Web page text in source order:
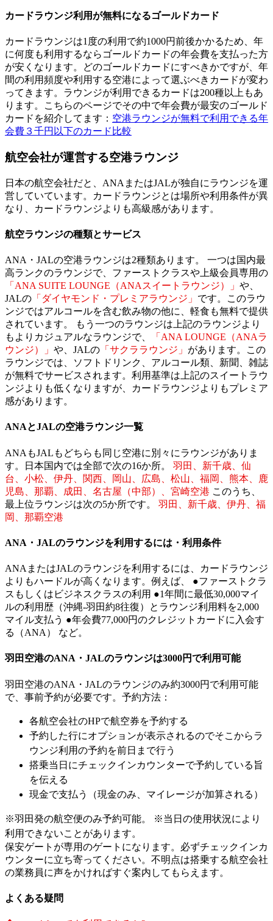
カードラウンジ利用が無料になるゴールドカード
カードラウンジは1度の利用で約1000円前後かかるため、年
に何度も利用するならゴールドカードの年会費を支払った方
が安くなります。どのゴールドカードにすべきかですが、年
間の利用頻度や利用する空港によって選ぶべきカードが変わ
ってきます。ラウンジが利用できるカードは200種以上もあ
ります。こちらのページでその中で年会費が最安のゴールド
カードを紹介してます： 空港ラウンジが無料で利用できる年
会費３千円以下のカード比較
航空会社が運営する空港ラウンジ
日本の航空会社だと、ANAまたはJALが独自にラウンジを運
営していています。カードラウンジとは場所や利用条件が異
なり、カードラウンジよりも高級感があります。
航空ラウンジの種類とサービス
ANA・JALの空港ラウンジは2種類あります。 一つは国内最
高ランクのラウンジで、ファーストクラスや上級会員専用の
「ANA SUITE LOUNGE（ANAスイートラウンジ）」 や、
JALの 「ダイヤモンド・プレミアラウンジ」 です。このラウ
ンジではアルコールを含む飲み物の他に、軽食も無料で提供
されています。 もう一つのラウンジは上記のラウンジより
もよりカジュアルなラウンジで、
「ANA LOUNGE（ANAラ
ウンジ）」 や、JALの 「サクララウンジ」 があります。この
ラウンジでは、ソフトドリンク、アルコール類、新聞、雑誌
が無料でサービスされます。利用基準は上記のスイートラウ
ンジよりも低くなりますが、カードラウンジよりもプレミア
感があります。
ANAとJALの空港ラウンジ一覧
ANAもJALもどちらも同じ空港に別々にラウンジがありま
す。日本国内では全部で次の16か所。 羽田、新千歳、仙
台、小松、伊丹、関西、岡山、広島、松山、福岡、熊本、鹿
児島、那覇、成田、名古屋（中部）、宮崎空港 このうち、
最上位ラウンジは次の5か所です。 羽田、新千歳、伊丹、福
岡、那覇空港
ANA・JALのラウンジを利用するには・利用条件
ANAまたはJALのラウンジを利用するには、カードラウンジ
よりもハードルが高くなります。例えば、 ●ファーストクラ
スもしくはビジネスクラスの利用 ●1年間に最低30,000マイ
ルの利用歴（沖縄-羽田約8往復）とラウンジ利用料を2,000
マイル支払う ●年会費77,000円のクレジットカードに入会す
る（ANA） など。
羽田空港のANA・JALのラウンジは3000円で利用可能
羽田空港のANA・JALのラウンジのみ約3000円で利用可能
で、事前予約が必要です。予約方法：
各航空会社のHPで航空券を予約する
予約した行にオプションが表示されるのでそこからラ
ウンジ利用の予約を前日まで行う
搭乗当日にチェックインカウンターで予約している旨
を伝える
現金で支払う（現金のみ、マイレージが加算される）
※羽田発の航空便のみ予約可能。 ※当日の使用状況により
利用できないことがあります。
保安ゲートが専用のゲートになります。必ずチェックインカ
ウンターに立ち寄ってください。不明点は搭乗する航空会社
の業務員に声をかければすぐ案内してもらえます。
よくある疑問